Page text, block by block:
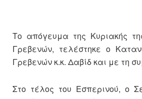
Το απόγευμα της Κυριακής
Γρεβενών, τελέστηκε ο
Γρεβενών κ.κ. Δαβίδ και με τη
Στο τέλος του Εσπερινού, ο